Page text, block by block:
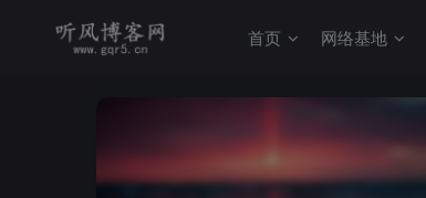
首页 网络基地